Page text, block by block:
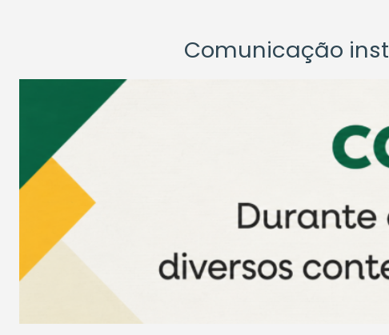
Comunicação